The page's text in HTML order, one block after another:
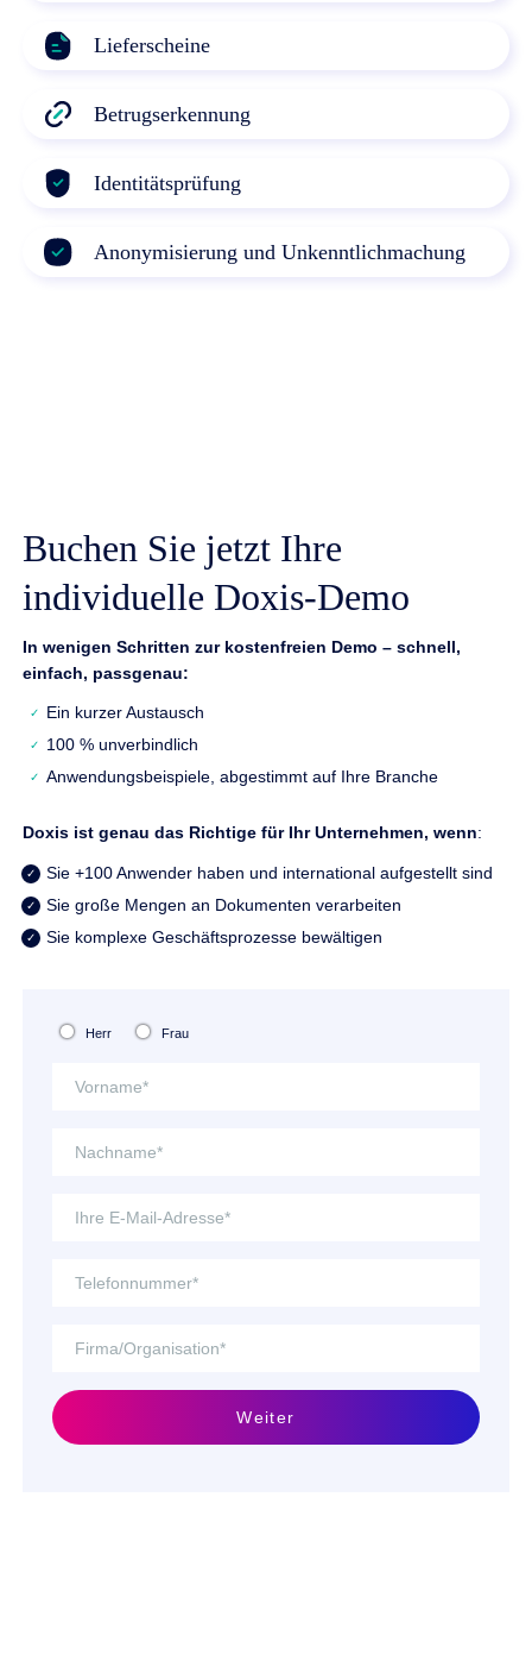
Lieferscheine
Betrugserkennung
Identitätsprüfung
Anonymisierung und Unkenntlichmachung
Buchen Sie jetzt Ihre
individuelle Doxis-Demo
In wenigen Schritten zur kostenfreien Demo – schnell,
einfach, passgenau:
Ein kurzer Austausch
100 % unverbindlich
Anwendungsbeispiele, abgestimmt auf Ihre Branche
Doxis ist genau das Richtige für Ihr Unternehmen, wenn:
Sie +100 Anwender haben und international aufgestellt sind
Sie große Mengen an Dokumenten verarbeiten
Sie komplexe Geschäftsprozesse bewältigen
Herr Frau
Weiter